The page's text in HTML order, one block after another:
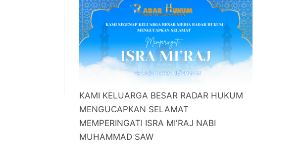
KAMI KELUARGA BESAR RADAR HUKUM
MENGUCAPKAN SELAMAT
MEMPERINGATI ISRA MI'RAJ NABI
MUHAMMAD SAW